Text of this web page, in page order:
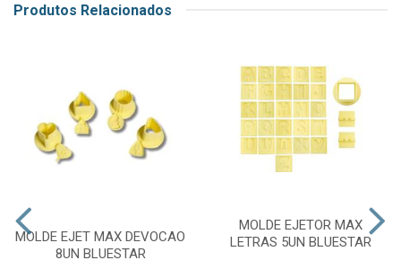
Produtos Relacionados
MOLDE EJET MAX DEVOCAO
8UN BLUESTAR
MOLDE EJETOR MAX
LETRAS 5UN BLUESTAR